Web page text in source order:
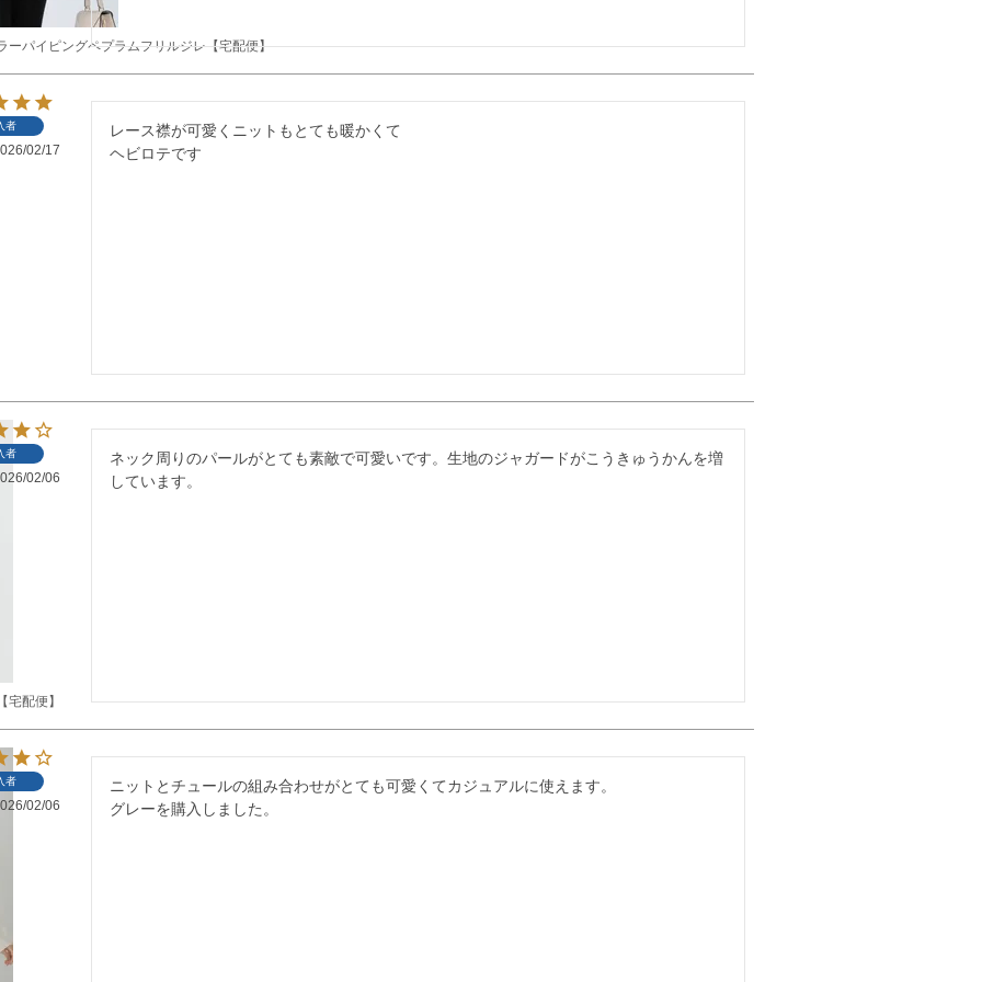
ーパイピングペプラムフリルジレ【宅配便】
者
02/17
レース襟が可愛くニットもとても暖かくて
ヘビロテです
配便】
者
02/06
ネック周りのパールがとても素敵で可愛いです。生地のジャガードがこうきゅうかんを増
しています。
者
02/06
ニットとチュールの組み合わせがとても可愛くてカジュアルに使えます。
グレーを購入しました。